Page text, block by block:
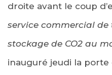
droite avant le coup
service commercial
stockage de CO2 au
inauguré jeudi la porte